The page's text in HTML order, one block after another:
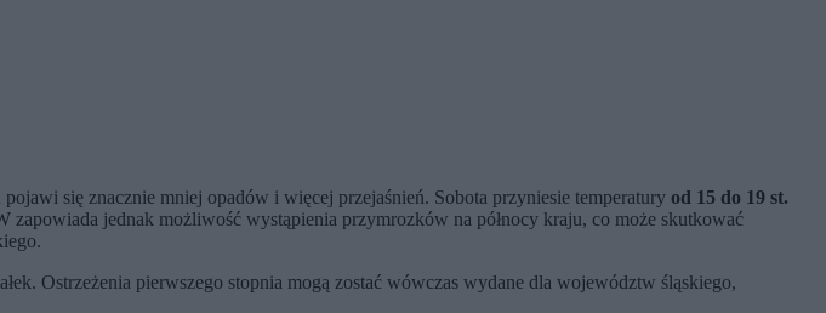
się znacznie mniej opadów i więcej przejaśnień. Sobota przyniesie temperatury od 15 do 19 st.
zapowiada jednak możliwość wystąpienia przymrozków na północy kraju, co może skutkować
Ostrzeżenia pierwszego stopnia mogą zostać wówczas wydane dla województw śląskiego,